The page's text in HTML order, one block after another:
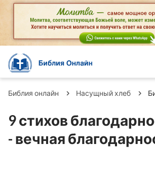
Библия онлайн Насущный хлеб
9 стихов
- вечная